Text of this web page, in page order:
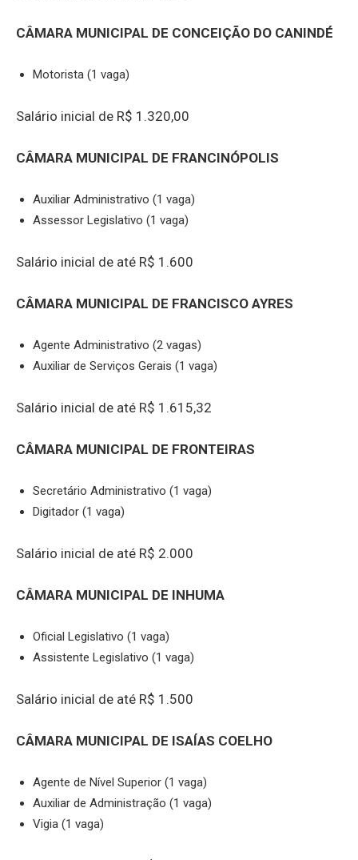
CÂMARA MUNICIPAL DE CONCEIÇÃO DO CANINDÉ
Motorista (1 vaga)
Salário inicial de R$ 1.320,00
CÂMARA MUNICIPAL DE FRANCINÓPOLIS
Auxiliar Administrativo (1 vaga)
Assessor Legislativo (1 vaga)
Salário inicial de até R$ 1.600
CÂMARA MUNICIPAL DE FRANCISCO AYRES
Agente Administrativo (2 vagas)
Auxiliar de Serviços Gerais (1 vaga)
Salário inicial de até R$ 1.615,32
CÂMARA MUNICIPAL DE FRONTEIRAS
Secretário Administrativo (1 vaga)
Digitador (1 vaga)
Salário inicial de até R$ 2.000
CÂMARA MUNICIPAL DE INHUMA
Oficial Legislativo (1 vaga)
Assistente Legislativo (1 vaga)
Salário inicial de até R$ 1.500
CÂMARA MUNICIPAL DE ISAÍAS COELHO
Agente de Nível Superior (1 vaga)
Auxiliar de Administração (1 vaga)
Vigia (1 vaga)